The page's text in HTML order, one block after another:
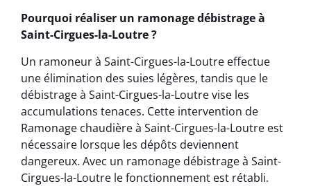
Pourquoi réaliser un ramonage débistrage à
Saint-Cirgues-la-Loutre ?
Un ramoneur à Saint-Cirgues-la-Loutre effectue
une élimination des suies légères, tandis que le
débistrage à Saint-Cirgues-la-Loutre vise les
accumulations tenaces. Cette intervention de
Ramonage chaudière à Saint-Cirgues-la-Loutre est
nécessaire lorsque les dépôts deviennent
dangereux. Avec un ramonage débistrage à Saint-
Cirgues-la-Loutre le fonctionnement est rétabli.